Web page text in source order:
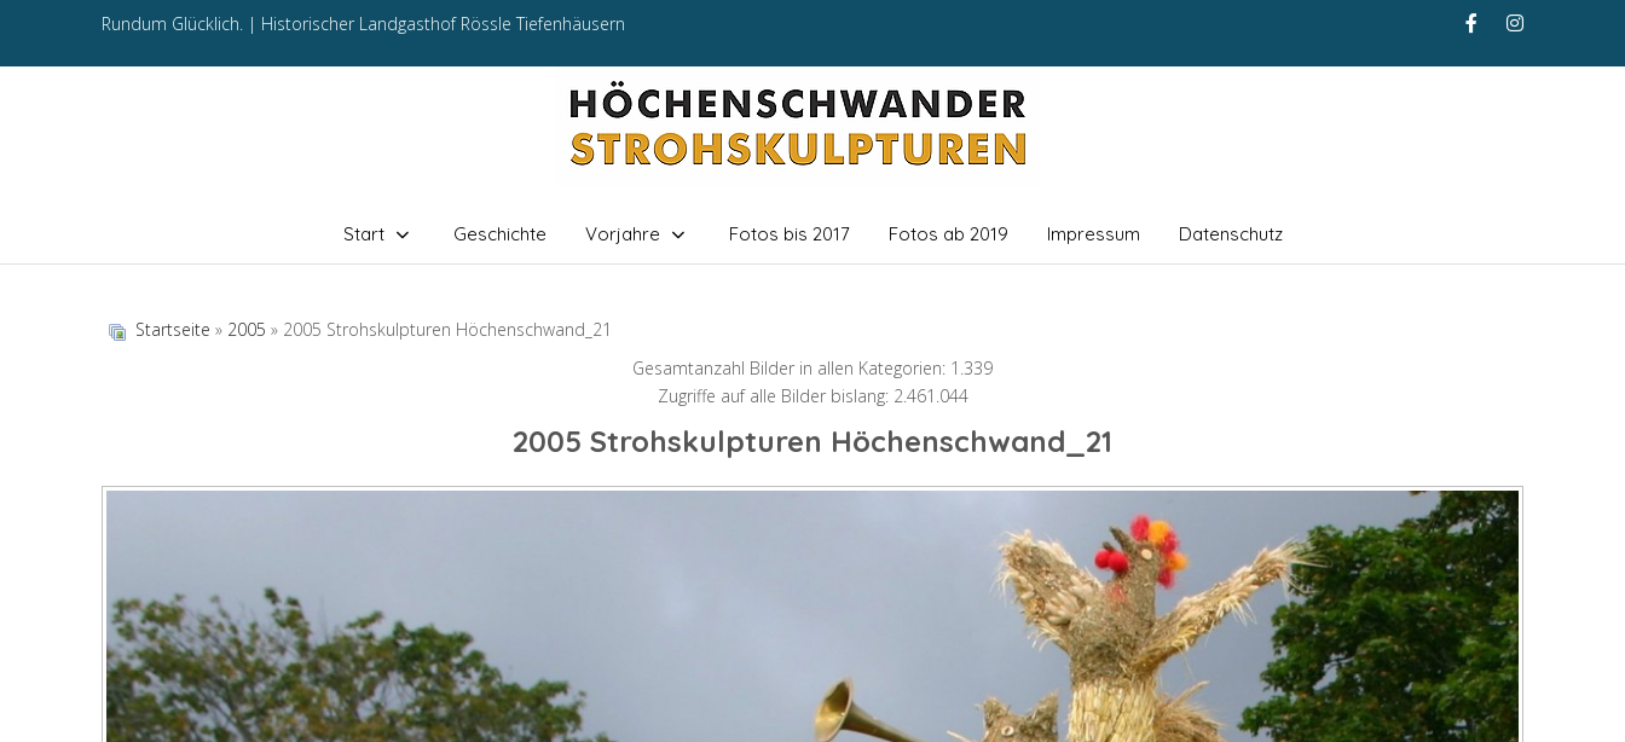
Rundum Glücklich. | Historischer Landgasthof Rössle Tiefenhäusern
Start Geschichte Vorjahre Fotos bis 2017 Fotos ab 2019 Impressum Datenschutz
Startseite » 2005 » 2005 Strohskulpturen Höchenschwand_21
Gesamtanzahl Bilder in allen Kategorien: 1.339
Zugriffe auf alle Bilder bislang: 2.461.044
2005 Strohskulpturen Höchenschwand_21